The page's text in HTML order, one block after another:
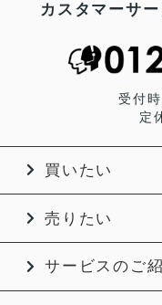
カスタマーサ
受付
定
買いたい
売りたい
サービスのご